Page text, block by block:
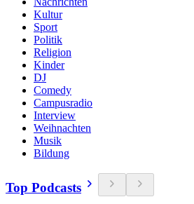
Kultur
Sport
Politik
Religion
Kinder
DJ
Comedy
Campusradio
Interview
Weihnachten
Musik
Bildung
Top Podcasts